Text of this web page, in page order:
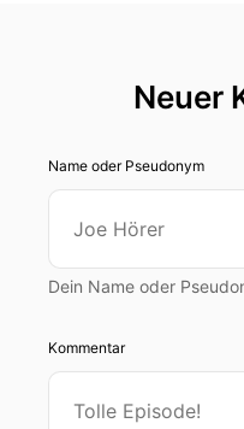
Neuer
Name oder Pseudonym
Dein Name oder
Kommentar